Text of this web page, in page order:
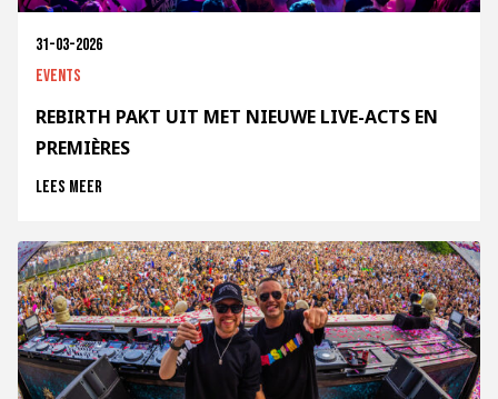
31-03-2026
Events
REBIRTH PAKT UIT MET NIEUWE LIVE-ACTS EN
PREMIÈRES
Lees meer